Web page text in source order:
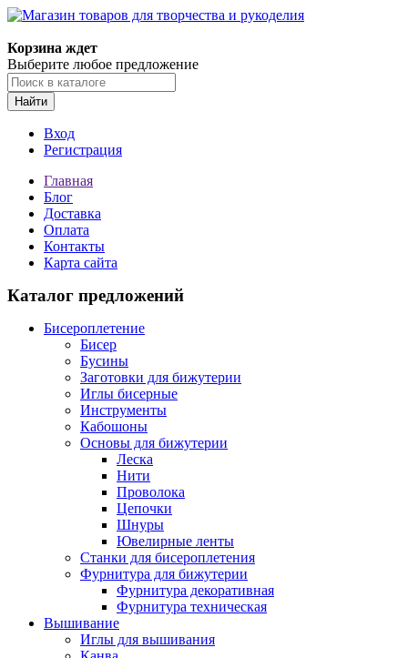
Корзина ждет
Выберите любое предложение
Найти
Вход
Регистрация
Главная
Блог
Доставка
Оплата
Контакты
Карта сайта
Каталог предложений
Бисероплетение
Бисер
Бусины
Заготовки для бижутерии
Иглы бисерные
Инструменты
Кабошоны
Основы для бижутерии
Леска
Нити
Проволока
Цепочки
Шнуры
Ювелирные ленты
Станки для бисероплетения
Фурнитура для бижутерии
Фурнитура декоративная
Фурнитура техническая
Вышивание
Иглы для вышивания